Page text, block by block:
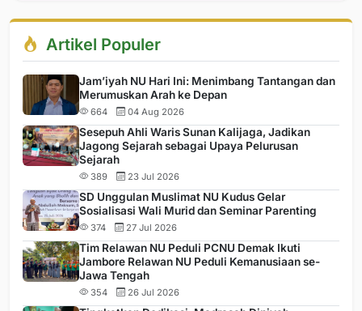
Artikel Populer
Jam’iyah NU Hari Ini: Menimbang Tantangan dan
Merumuskan Arah ke Depan
664 04 Aug 2026
Sesepuh Ahli Waris Sunan Kalijaga, Jadikan
Jagong Sejarah sebagai Upaya Pelurusan
Sejarah
389 23 Jul 2026
SD Unggulan Muslimat NU Kudus Gelar
Sosialisasi Wali Murid dan Seminar Parenting
374 27 Jul 2026
Tim Relawan NU Peduli PCNU Demak Ikuti
Jambore Relawan NU Peduli Kemanusiaan se-
Jawa Tengah
354 26 Jul 2026